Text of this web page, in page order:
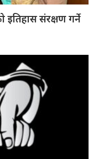
इतिहास संरक्षण गर्ने